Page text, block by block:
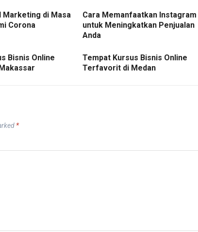
Marketing di Masa
Corona
Cara Memanfaatkan Instagram
untuk Meningkatkan Penjualan
Anda
Bisnis Online
Tempat Kursus Bisnis Online
Terfavorit di Medan
*